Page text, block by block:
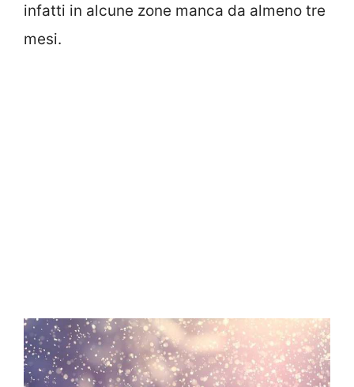
infatti in alcune zone manca da almeno tre
mesi.